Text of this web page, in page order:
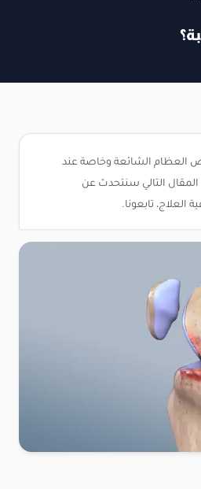
العظام الشائعة وخاصة عند
المقال التالي سنتحدث عن
العلاج، تابعونا.